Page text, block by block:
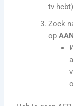
tv
Zoek
op